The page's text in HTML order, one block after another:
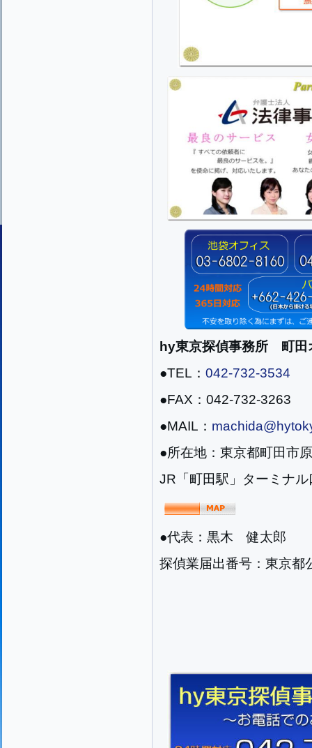
hy東京探偵事務所 町田
●TEL： 042-732-3534
●FAX：042-732-3263
●MAIL：
●所在地：東京都町田市
JR「町田駅」ターミナ
●代表：黒木 健太郎
探偵業届出番号：東京